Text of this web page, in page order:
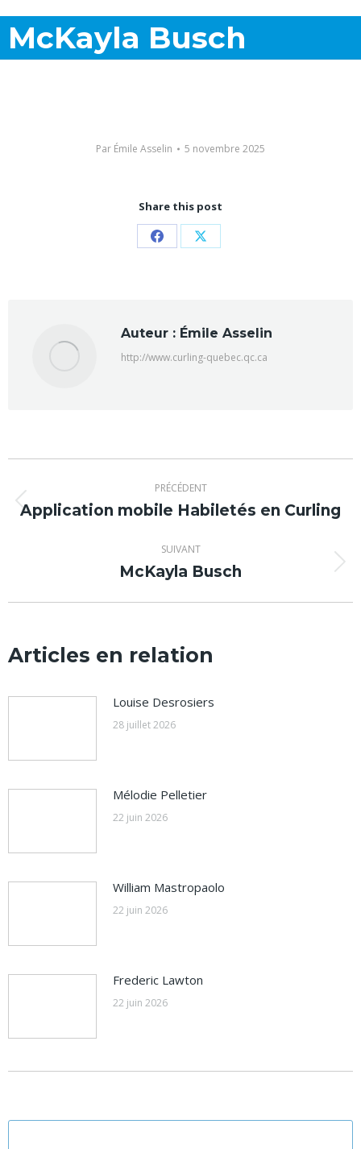
McKayla Busch
Par Émile Asselin 5 novembre 2025
Share this post
PartagerPartager
Auteur : Émile Asselin
http://www.curling-quebec.qc.ca
Navigation
article
PRÉCÉDENT
Article
:
Application mobile Habiletés en Curling
SUIVANT
Article
McKayla Busch
Articles en relation
Louise Desrosiers
28 juillet 2026
Mélodie Pelletier
22 juin 2026
William Mastropaolo
22 juin 2026
Frederic Lawton
22 juin 2026